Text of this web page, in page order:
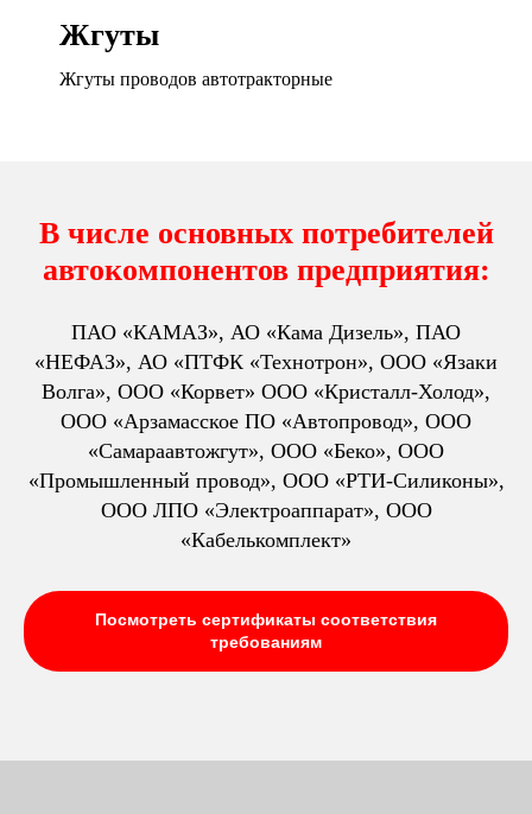
Жгуты
Жгуты проводов автотракторные
В числе основных потребителей
автокомпонентов предприятия:
ПАО «КАМАЗ», АО «Кама Дизель», ПАО
«НЕФАЗ», АО «ПТФК «Технотрон», ООО «Язаки
Волга», ООО «Корвет» ООО «Кристалл-Холод»,
ООО «Арзамасское ПО «Автопровод», ООО
«Самараавтожгут», ООО «Беко», ООО
«Промышленный провод», ООО «РТИ-Силиконы»,
ООО ЛПО «Электроаппарат», ООО
«Кабелькомплект»
Посмотреть сертификаты соответствия
требованиям